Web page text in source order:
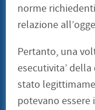
norme
relazione
Pertanto, una
esecutivita’
stato
potevano